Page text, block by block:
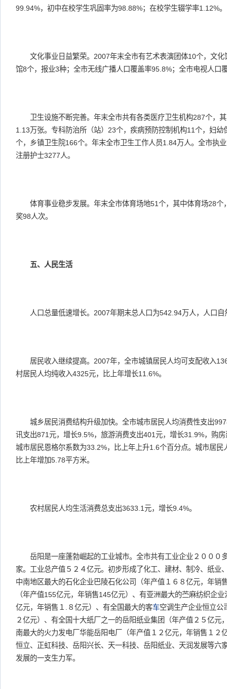
99.94%，初中在校学生巩固率为98.88%；在校学生辍学率1.12%。
文化事业日益繁荣。2007年末全市有艺术表演团体10个，文化
馆8个，报业3种；全市无线广播人口覆盖率95.8%；全市电视人口
卫生设施不断完善。年末全市共有各类医疗卫生机构287个，其
1.13万张。专科防治所（站）23个，疾病预防控制机构11个，妇
个，乡镇卫生院166个。年末全市卫生工作人员1.84万人。全市执
注册护士3277人。
体育事业稳步发展。年末全市体育场地51个，其中体育场28个
奖98人次。
五、人民生活
人口总量低速增长。2007年期末总人口为542.94万人，人口
居民收入继续提高。2007年，全市城镇居民人均可支配收入
村居民人均纯收入4325元，比上年增长11.6%。
城乡居民消费结构升级加快。全市城市居民人均消费性支出
讯支出871元，增长9.5%，旅游消费支出401元，增长31.9%，购
城市居民恩格尔系数为33.2%，比上年上升1.6个百分点。城市居
比上年增加5.78平方米。
农村居民人均生活消费总支出3633.1元，增长9.4%。
岳阳是一座蓬勃崛起的工业城市。全市共有工业企业２０００
家。工业总产值５２４亿元。初步形成了化工、建材、制冷、纸业
中南地区最大的石化企业巴陵石化公司（年产值１６８亿元，年销
（年产值155亿元，年销售145亿元）、有亚洲最大的苎麻纺织企
亿元，年销售１.８亿元）、有全国最大的客车空调生产企业恒立公
２亿元）、有全国十大纸厂之一的岳阳纸业集团（年产值２５亿元
南最大的火力发电厂华能岳阳电厂（年产值１２亿元，年销售１２
恒立、正虹科技、岳阳兴长、天一科技、岳阳纸业、天润发展等六
发展的一支生力军。